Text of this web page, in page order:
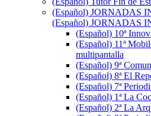
(Español) JORNADAS
(Español) JORNADAS
(Español) 10ª
(Español) 11ª
multipantalla
(Español) 9ª
(Español) 8ª El
(Español) 7ª
(Español) 1ª La
(Español) 2ª La